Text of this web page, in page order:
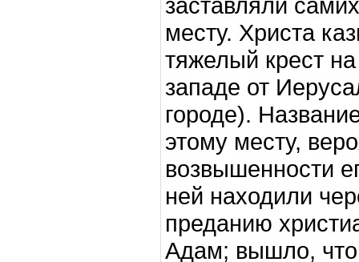
месту. Христа
тяжелый крест
западе от
городе).
этому месту,
возвышенности
ней находили
преданию
Адам; вышло, что